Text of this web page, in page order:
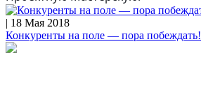
| 18 Мая 2018
Конкуренты на поле — пора побеждать!